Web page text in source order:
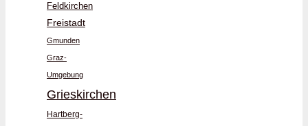
Feldkirchen
Freistadt
Gmunden
Graz-
Umgebung
Grieskirchen
Hartberg-